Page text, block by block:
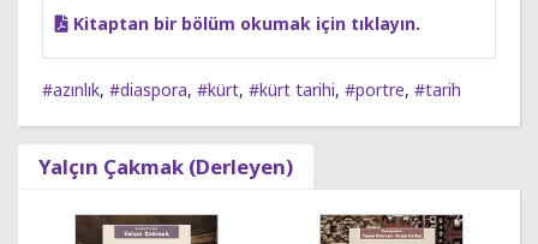
Kitaptan bir bölüm okumak için tıklayın.
#azınlık, #diaspora, #kürt, #kürt tarihi, #portre, #tarih
Yalçın Çakmak (Derleyen)